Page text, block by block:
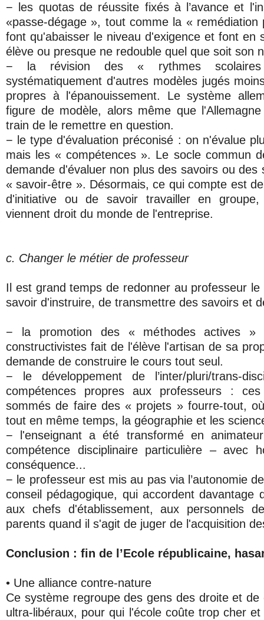
− les quotas de réussite fixés à l’avance et
«passe-dégage », tout comme la « remédiation
font qu'abaisser le niveau d'exigence et font en
élève ou presque ne redouble quel que soit son
− la révision des « rythmes
systématiquement d'autres modèles jugés
propres à l'épanouissement. Le système
figure de modèle, alors même que
train de le remettre en question.
− le type d'évaluation préconisé : on n'évalue
mais les « compétences ». Le socle commun
demande d'évaluer non plus des savoirs ou des
« savoir-être ». Désormais, ce qui compte est
d'initiative ou de savoir travailler en
viennent droit du monde de l'entreprise.
c. Changer le métier de professeur
Il est grand temps de redonner au professeur
savoir d'instruire, de transmettre des savoirs et
− la promotion des « méthodes actives »
constructivistes fait de l'élève l'artisan de sa
demande de construire le cours tout seul.
− le développement de l’inter/pluri/trans-
compétences propres aux professeurs :
sommés de faire des « projets » fourre-tout,
tout en même temps, la géographie et les
− l'enseignant a été transformé en
compétence disciplinaire particulière – avec
conséquence...
− le professeur est mis au pas via l’autonomie
conseil pédagogique, qui accordent davantage
aux chefs d'établissement, aux personnels
parents quand il s'agit de juger de l'acquisition
Conclusion : fin de l’Ecole républicaine,
• Une alliance contre-nature
Ce système regroupe des gens des droite et de
ultra-libéraux, pour qui l'école coûte trop cher